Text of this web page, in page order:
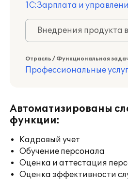
1С:Зарплата и
Внедрения продукта
Отрасль / Функциональная
Профессиональные
Автоматизированы
функции:
Кадровый учет
Обучение персонала
Оценка и аттестация
Оценка эффективности